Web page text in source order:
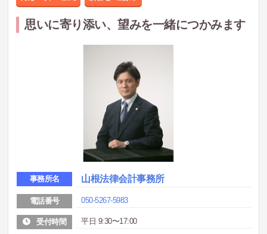
思いに寄り添い、望みを一緒につかみます
事務所名 山根法律会計事務所
電話番号 050-5267-5983
受付時間 平日 9:30〜17:00